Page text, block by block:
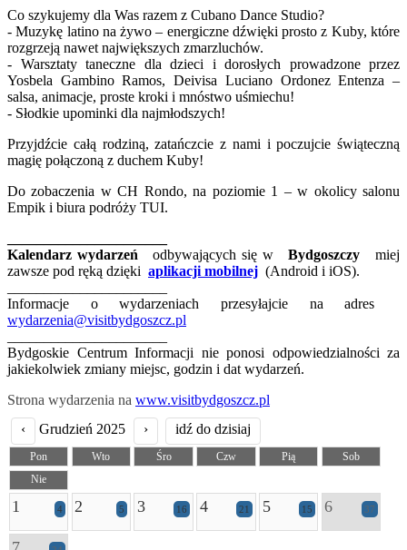
Co szykujemy dla Was razem z Cubano Dance Studio?
- Muzykę latino na żywo – energiczne dźwięki prosto z Kuby, które
rozgrzeją nawet największych zmarzluchów.
- Warsztaty taneczne dla dzieci i dorosłych prowadzone przez
Yosbela Gambino Ramos, Deivisa Luciano Ordonez Entenza –
salsa, animacje, proste kroki i mnóstwo uśmiechu!
- Słodkie upominki dla najmłodszych!
Przyjdźcie całą rodziną, zatańczcie z nami i poczujcie świąteczną
magię połączoną z duchem Kuby!
Do zobaczenia w CH Rondo, na poziomie 1 – w okolicy salonu
Empik i biura podróży TUI.
Kalendarz wydarzeń odbywających się wBydgoszczy miej
zawsze pod ręką dzięki aplikacji mobilnej (Android i iOS).
Informacje o wydarzeniach przesyłajcie na adres
wydarzenia@visitbydgoszcz.pl
Bydgoskie Centrum Informacji nie ponosi odpowiedzialności za
jakiekolwiek zmiany miejsc, godzin i dat wydarzeń.
Strona wydarzenia na www.visitbydgoszcz.pl
‹
Grudzień 2025 › idź do dzisiaj
Pon Wto Śro Czw Pią
Sob
Nie
1 4 2 5 3 16 4 21 5 15 6 37